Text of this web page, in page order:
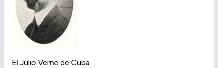
El Julio Verne de Cuba